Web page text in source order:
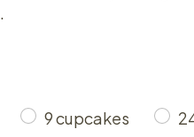
9 cupcakes